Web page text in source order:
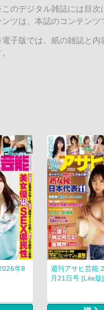
のデジタル雑誌には目次
ンツは、本誌のコンテンツ
子版では、紙の雑誌と内
年8
週刊アサヒ芸能
月21日号 [Lite版]